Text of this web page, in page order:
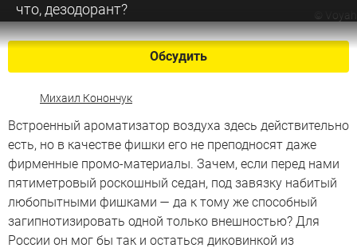
что, дезодорант?
© Voyah
Обсудить
Михаил Конончук
Встроенный ароматизатор воздуха здесь действительно
есть, но в качестве фишки его не преподносят даже
фирменные промо-материалы. Зачем, если перед нами
пятиметровый роскошный седан, под завязку набитый
любопытными фишками — да к тому же способный
загипнотизировать одной только внешностью? Для
России он мог бы так и остаться диковинкой из